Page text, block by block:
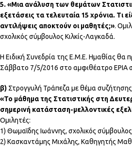
5. «Μια ανάλυση των θεμάτων
εξετάσεις τα τελευταία 15 χρόνια. Τι
αντιλήψεις αποκτούν οι μαθητές;».
σχολικός σύμβουλος Κιλκίς-Λαγκαδά.
Η Ειδική Συνεδρία της Ε.Μ.Ε. Ημαθίας θα
Σάββατο 7/5/2016 στο αμφιθέατρο ΕΡΙΑ
β) Στρογγυλή Τράπεζα με θέμα
«Το μάθημα της Στατιστικής στη
σημερινή κατάσταση-μελλοντικές
Ομιλητές:
1) Θωμαΐδης Ιωάννης, σχολικός
2) Κασκαντάμης Μιχάλης, Καθηγητής